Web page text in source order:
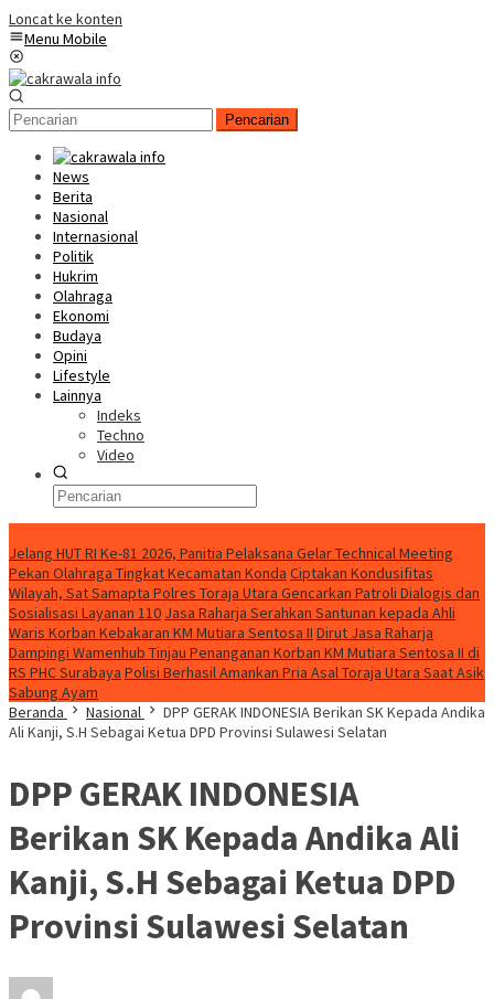
Loncat ke konten
Menu Mobile
Pencarian
News
Berita
Nasional
Internasional
Politik
Hukrim
Olahraga
Ekonomi
Budaya
Opini
Lifestyle
Lainnya
Indeks
Techno
Video
Jelang HUT RI Ke-81 2026, Panitia Pelaksana Gelar Technical Meeting
Pekan Olahraga Tingkat Kecamatan Konda Ciptakan Kondusifitas
Wilayah, Sat Samapta Polres Toraja Utara Gencarkan Patroli Dialogis dan
Sosialisasi Layanan 110 Jasa Raharja Serahkan Santunan kepada Ahli
Waris Korban Kebakaran KM Mutiara Sentosa II Dirut Jasa Raharja
Dampingi Wamenhub Tinjau Penanganan Korban KM Mutiara Sentosa II di
RS PHC Surabaya Polisi Berhasil Amankan Pria Asal Toraja Utara Saat Asik
Sabung Ayam
Beranda
Nasional
DPP GERAK INDONESIA Berikan SK Kepada Andika
Ali Kanji, S.H Sebagai Ketua DPD Provinsi Sulawesi Selatan
DPP GERAK INDONESIA
Berikan SK Kepada Andika Ali
Kanji, S.H Sebagai Ketua DPD
Provinsi Sulawesi Selatan